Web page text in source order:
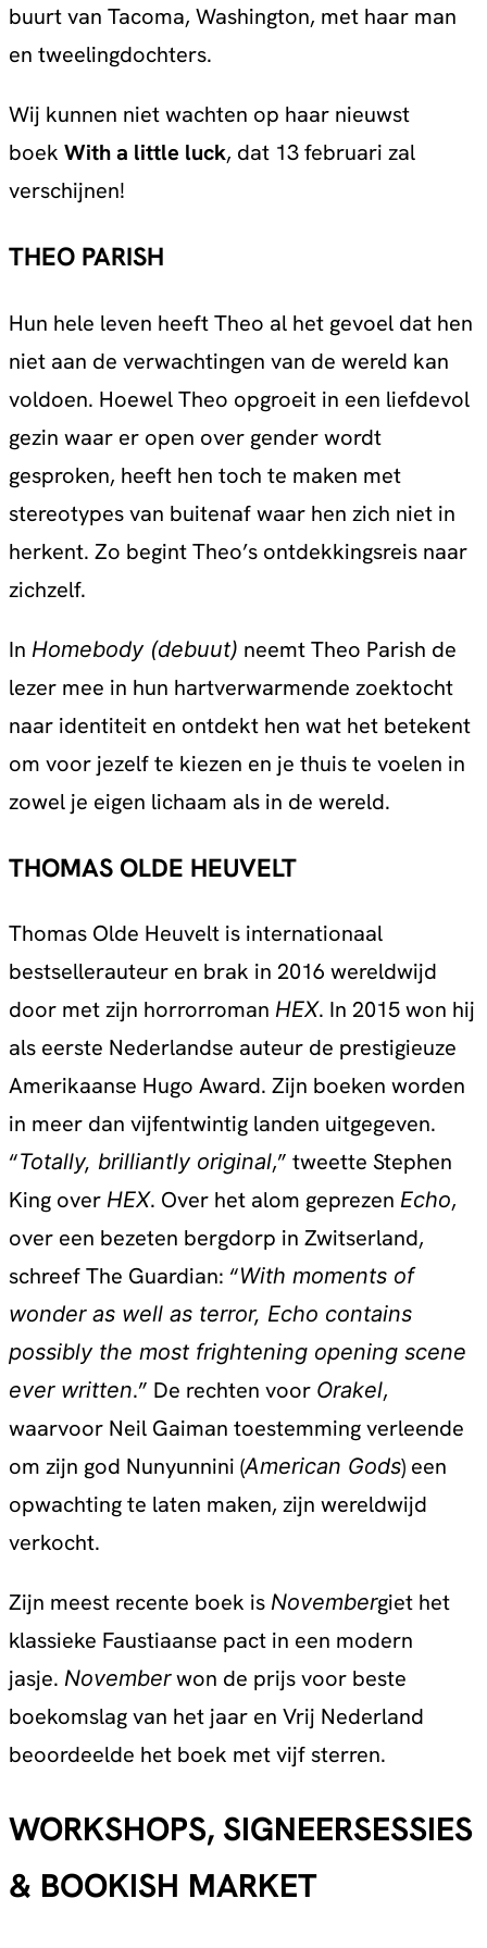
buurt van Tacoma, Washington, met haar man
en tweelingdochters.
Wij kunnen niet wachten op haar nieuwst
boek With a little luck, dat 13 februari zal
verschijnen!
THEO PARISH
Hun hele leven heeft Theo al het gevoel dat hen
niet aan de verwachtingen van de wereld kan
voldoen. Hoewel Theo opgroeit in een liefdevol
gezin waar er open over gender wordt
gesproken, heeft hen toch te maken met
stereotypes van buitenaf waar hen zich niet in
herkent. Zo begint Theo’s ontdekkingsreis naar
zichzelf.
In Homebody (debuut) neemt Theo Parish de
lezer mee in hun hartverwarmende zoektocht
naar identiteit en ontdekt hen wat het betekent
om voor jezelf te kiezen en je thuis te voelen in
zowel je eigen lichaam als in de wereld.
THOMAS OLDE HEUVELT
Thomas Olde Heuvelt is internationaal
bestsellerauteur en brak in 2016 wereldwijd
door met zijn horrorroman HEX. In 2015 won hij
als eerste Nederlandse auteur de prestigieuze
Amerikaanse Hugo Award. Zijn boeken worden
in meer dan vijfentwintig landen uitgegeven.
“Totally, brilliantly original,” tweette Stephen
King over HEX. Over het alom geprezen Echo,
over een bezeten bergdorp in Zwitserland,
schreef The Guardian: “With moments of
wonder as well as terror, Echo contains
possibly the most frightening opening scene
ever written.” De rechten voor Orakel,
waarvoor Neil Gaiman toestemming verleende
om zijn god Nunyunnini (American Gods) een
opwachting te laten maken, zijn wereldwijd
verkocht.
Zijn meest recente boek is Novembergiet het
klassieke Faustiaanse pact in een modern
jasje. Novemberwon de prijs voor beste
boekomslag van het jaar en Vrij Nederland
beoordeelde het boek met vijf sterren.
WORKSHOPS, SIGNEERSESSIES
& BOOKISH MARKET